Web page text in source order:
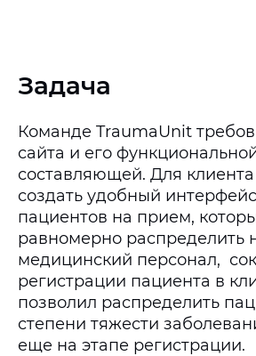
Задача
Команде TraumaUnit
сайта и его
составляющей. Для
создать удобный
пациентов на прием,
равномерно распределить
медицинский персонал,
регистрации пациента в
позволил распределить
степени тяжести
еще на этапе регистрации.